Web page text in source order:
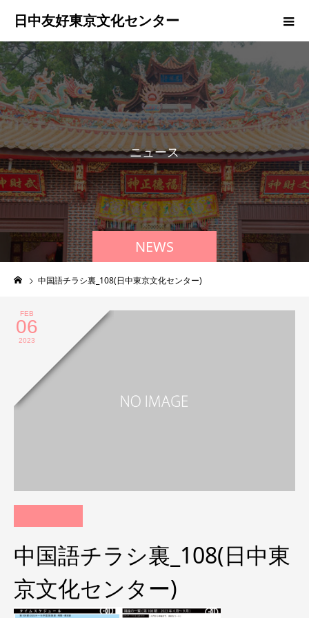
日中友好東京文化センター
NEWS
ニュース
中国語チラシ裏_108(日中東京文化センター)
FEB
06
2023
中国語チラシ裏_108(日中東
京文化センター)